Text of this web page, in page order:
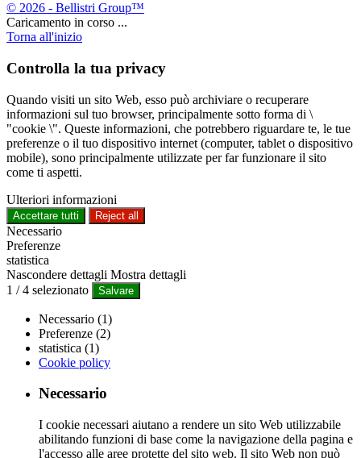
© 2026 - Bellistri Group™
Caricamento in corso ...
Torna all'inizio
Controlla la tua privacy
Quando visiti un sito Web, esso può archiviare o recuperare
informazioni sul tuo browser, principalmente sotto forma di \
"cookie \". Queste informazioni, che potrebbero riguardare te, le tue
preferenze o il tuo dispositivo internet (computer, tablet o dispositivo
mobile), sono principalmente utilizzate per far funzionare il sito
come ti aspetti.
Ulteriori informazioni
Accettare tutti Reject all
Necessario
Preferenze
statistica
Nascondere dettagli Mostra dettagli
1 /4 selezionato Salvare
Necessario (1)
Preferenze (2)
statistica (1)
Cookie policy
Necessario
I cookie necessari aiutano a rendere un sito Web utilizzabile
abilitando funzioni di base come la navigazione della pagina e
l'accesso alle aree protette del sito web. Il sito Web non può